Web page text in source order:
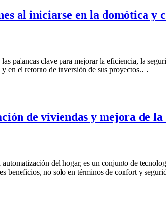
al iniciarse en la domótica y
palancas clave para mejorar la eficiencia, la
y en el retorno de inversión de sus proyectos.…
de viviendas y mejora de la
del hogar, es un conjunto de
beneficios, no solo en términos de confort y